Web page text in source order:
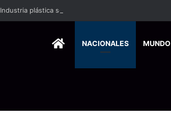
Industria plástica se suma a la economía circular
HOMENACIONALES MUNDO